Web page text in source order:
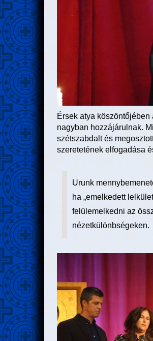
Érsek atya
nagyban hozzájárulnak.
szétszabdalt és
szeretetének elfogadása
Urunk
ha „emelkedett
felülemelkedni az
nézetkülönbségeken.